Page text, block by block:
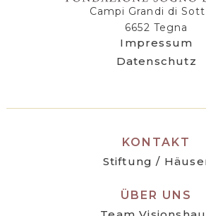
Campi Grandi di
6652 Tegna
Impressum
Datenschutz
KONTAKT
Stiftung /
ÜBER UNS